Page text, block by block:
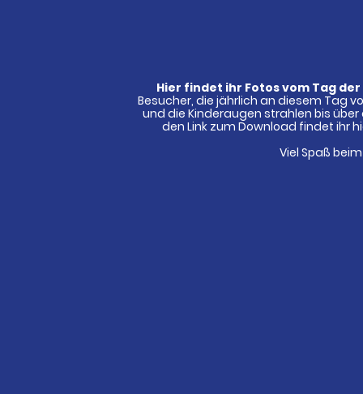
Hier findet ihr Fotos vom Tag
Besucher, die jährlich an diesem Tag
und die Kinderaugen strahlen bis über
den Link zum Download findet ihr
Viel Spaß